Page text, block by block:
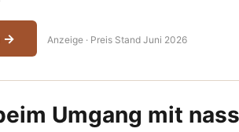
→ Anzeige · Preis Stand Juni 2026
Umgang mit